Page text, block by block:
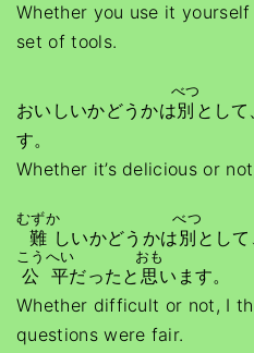
Whether you use it
set of tools.
おいしいかどうかは別
べつ
とし
す。
Whether it’s delicious or
難
むずか
しいかどうかは 別
べつ
とし
公平
こうへい
だったと 思
おも
います。
Whether difficult or not, I
questions were fair.